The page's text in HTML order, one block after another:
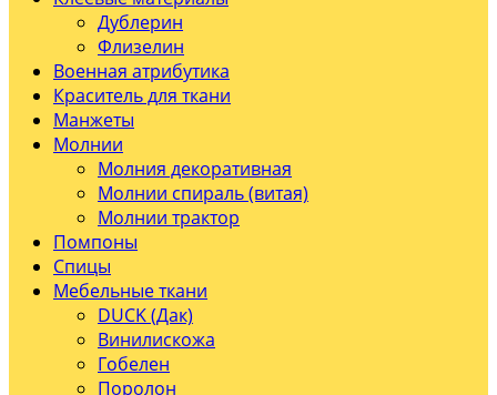
Дублерин
Флизелин
Военная атрибутика
Краситель для ткани
Манжеты
Молнии
Молния декоративная
Молнии спираль (витая)
Молнии трактор
Помпоны
Спицы
Мебельные ткани
DUCK (Дак)
Винилискожа
Гобелен
Поролон